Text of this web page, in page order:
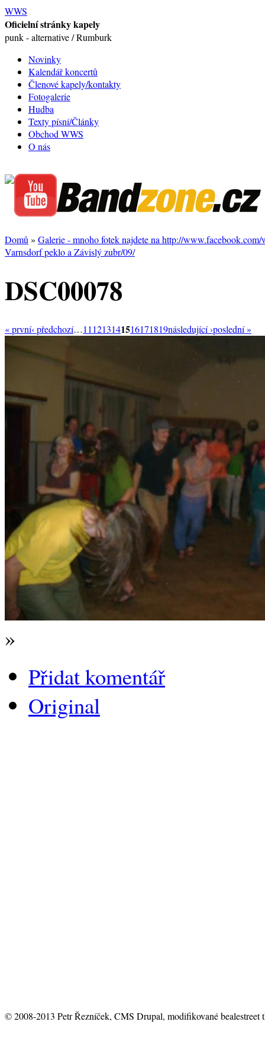
WWS
Oficielní stránky kapely
punk - alternative / Rumburk
Novinky
Kalendář koncertů
Členové kapely/kontakty
Fotogalerie
Hudba
Texty písní/Články
Obchod WWS
O nás
Domů » Galerie - mnoho fotek najdete na http://www.facebook.com/
Varnsdorf peklo a Závislý zubr/09/
DSC00078
« první‹ předchozí…11 1213141516171819následující ›poslední »
»
Přidat komentář
Original
© 2008-2013 Petr Řezníček, CMS Drupal, modifikované bealestreet